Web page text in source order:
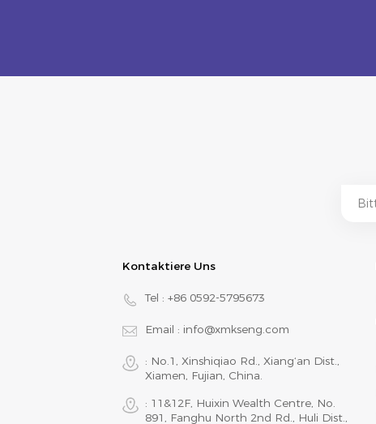
Kontaktiere Uns
Tel : +86 0592-5795673
Email : info@xmkseng.com
: No.1, Xinshiqiao Rd., Xiang‘an Dist.,
Xiamen, Fujian, China.
: 11&12F, Huixin Wealth Centre, No.
891, Fanghu North 2nd Rd., Huli Dist.,